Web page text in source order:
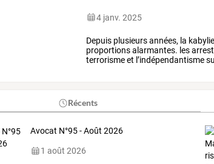
4 janv. 2025
Depuis plusieursannées, la kabylie
proportionsalarmantes. les
terrorismeet l’indépendantisme
Récents
Avocat N°95 - Août 2026
1 août 2026